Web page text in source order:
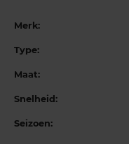
Merk:
Type:
Maat:
Snelheid:
Seizoen: